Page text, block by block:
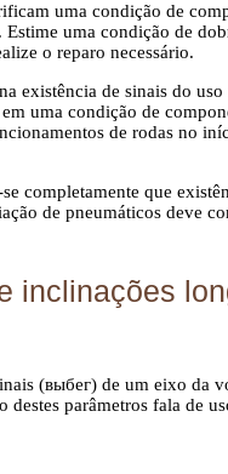
uma condição de
uma condição de
o reparo necessário.
existência de sinais do
uma condição de
de rodas no
completamente que
de pneumáticos deve
inclinações
(выбег) de um eixo da
parâmetros fala de